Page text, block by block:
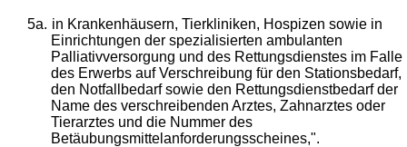
5a. in Krankenhäusern, Tierkliniken, Hospizen sowie in
Einrichtungen der spezialisierten ambulanten
Palliativversorgung und des Rettungsdienstes im Falle
des Erwerbs auf Verschreibung für den Stationsbedarf,
den Notfallbedarf sowie den Rettungsdienstbedarf der
Name des verschreibenden Arztes, Zahnarztes oder
Tierarztes und die Nummer des
Betäubungsmittelanforderungsscheines,".